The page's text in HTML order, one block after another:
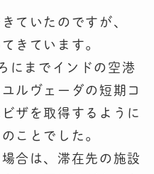
ていたのですが、
きています。
にまでインドの空港
ルヴェーダの短期コ
ザを取得するように
ことでした。
合は、滞在先の施設